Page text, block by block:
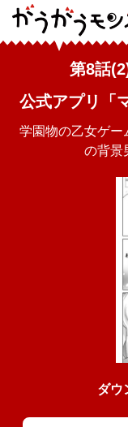
第8話
公式アプリ「
学園物の乙女ゲー
の背景
ダウ